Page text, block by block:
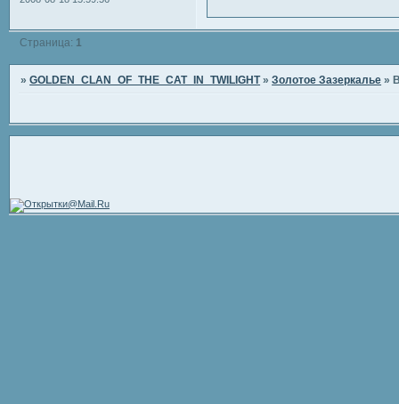
Страница: 1
»GOLDEN_CLAN_OF_THE_CAT_IN_TWILIGHT »Золотое Зазеркалье »